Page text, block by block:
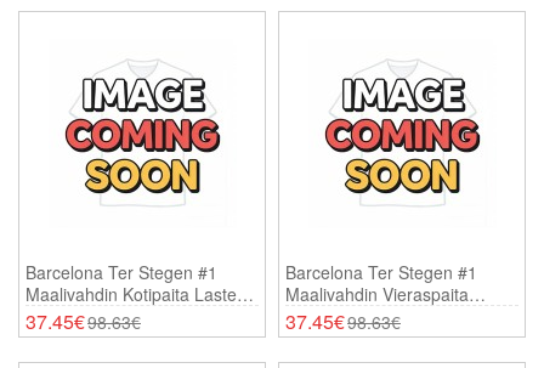
Barcelona Ter Stegen #1
Maalivahdin Kotipaita Lasten
2025-26 Pitkähihainen (+
Shortsit)
37.45€98.63€
Barcelona Ter Stegen #1
Maalivahdin Vieraspaita
Lasten 2025-26 Pitkähihainen
(+ Shortsit)
37.45€98.63€